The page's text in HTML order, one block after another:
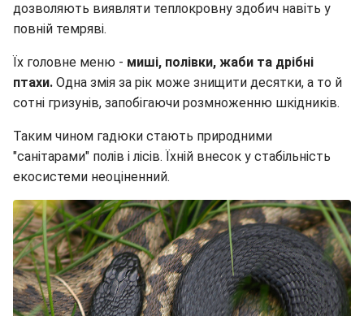
дозволяють виявляти теплокровну здобич навіть у
повній темряві.
Їх головне меню - миші, полівки, жаби та дрібні
птахи. Одна змія за рік може знищити десятки, а то й
сотні гризунів, запобігаючи розмноженню шкідників.
Таким чином гадюки стають природними
"санітарами" полів і лісів. Їхній внесок у стабільність
екосистеми неоціненний.